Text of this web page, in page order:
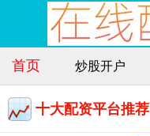
首页 炒股开户
十大配资平台推荐